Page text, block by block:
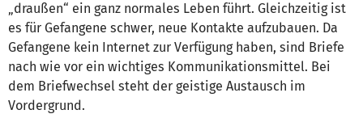
„draußen“ ein ganz normales Leben führt. Gleichzeitig ist
es für Gefangene schwer, neue Kontakte aufzubauen. Da
Gefangene kein Internet zur Verfügung haben, sind Briefe
nach wie vor ein wichtiges Kommunikationsmittel. Bei
dem Briefwechsel steht der geistige Austausch im
Vordergrund.